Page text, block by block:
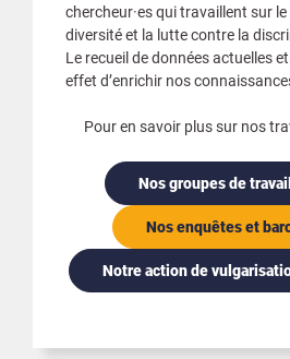
chercheur·es qui travaillent sur
diversité et la lutte contre la
Le recueil de données actuelles
effet d’enrichir nos
Pour en savoir plus sur nos
Nos groupes de
Nos enquêtes et
Notre action de